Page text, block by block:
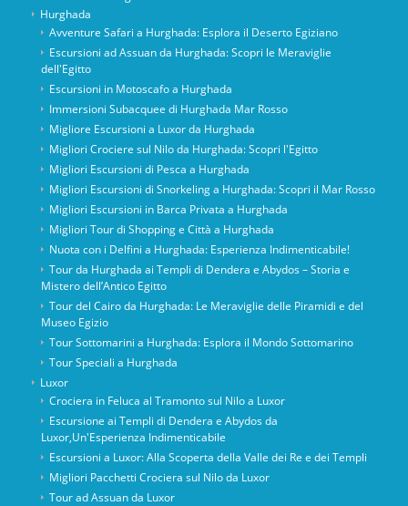
Hurghada
Avventure Safari a Hurghada: Esplora il Deserto Egiziano
Escursioni ad Assuan da Hurghada: Scopri le Meraviglie
dell'Egitto
Escursioni in Motoscafo a Hurghada
Immersioni Subacquee di Hurghada Mar Rosso
Migliore Escursioni a Luxor da Hurghada
Migliori Crociere sul Nilo da Hurghada: Scopri l'Egitto
Migliori Escursioni di Pesca a Hurghada
Migliori Escursioni di Snorkeling a Hurghada: Scopri il Mar Rosso
Migliori Escursioni in Barca Privata a Hurghada
Migliori Tour di Shopping e Città a Hurghada
Nuota con i Delfini a Hurghada: Esperienza Indimenticabile!
Tour da Hurghada ai Templi di Dendera e Abydos – Storia e
Mistero dell’Antico Egitto
Tour del Cairo da Hurghada: Le Meraviglie delle Piramidi e del
Museo Egizio
Tour Sottomarini a Hurghada: Esplora il Mondo Sottomarino
Tour Speciali a Hurghada
Luxor
Crociera in Feluca al Tramonto sul Nilo a Luxor
Escursione ai Templi di Dendera e Abydos da
Luxor,Un'Esperienza Indimenticabile
Escursioni a Luxor: Alla Scoperta della Valle dei Re e dei Templi
Migliori Pacchetti Crociera sul Nilo da Luxor
Tour ad Assuan da Luxor